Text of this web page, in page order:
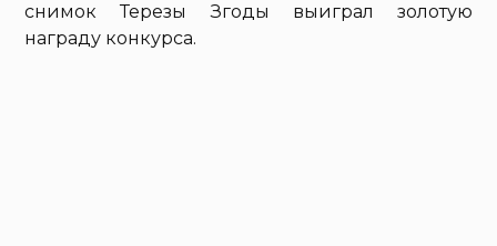
снимок Терезы Згоды выиграл золотую
награду конкурса.